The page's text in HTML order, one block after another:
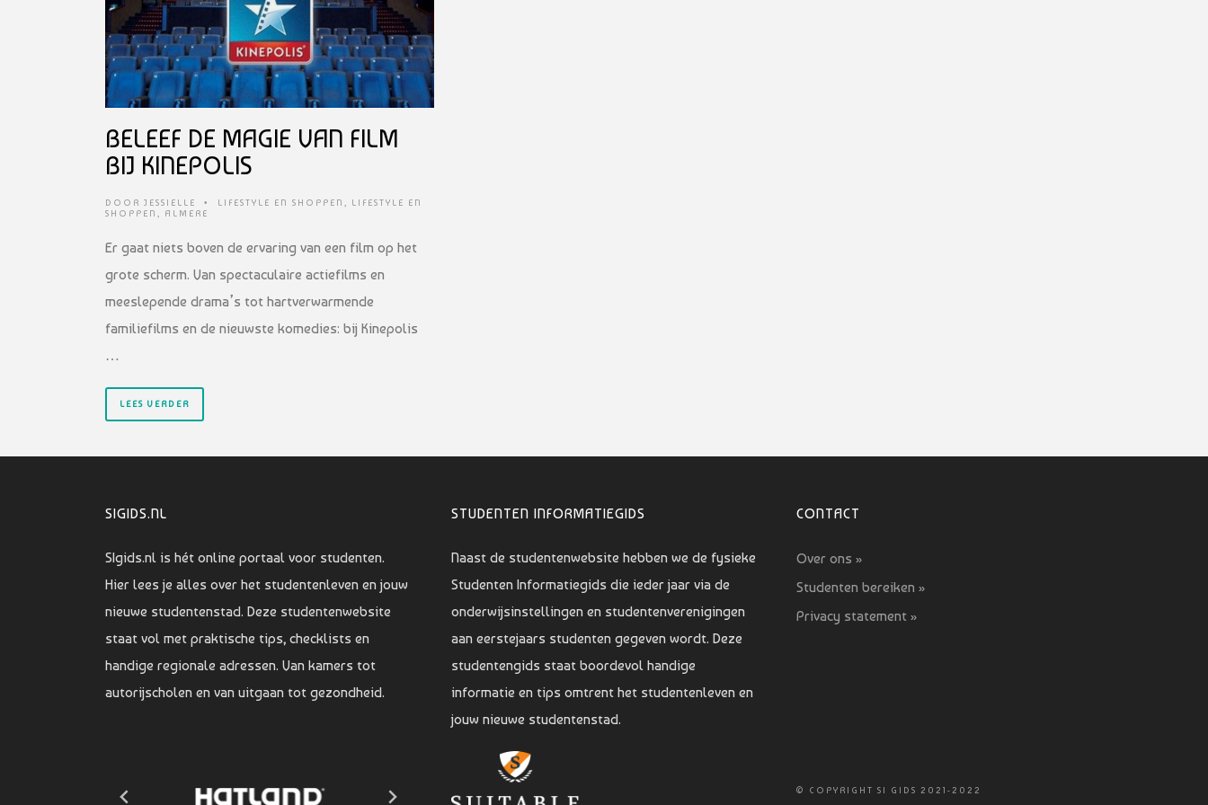
BELEEF DE MAGIE VAN FILM
BIJ KINEPOLIS
DOOR JESSIELLE • LIFESTYLE EN SHOPPEN
LIFESTYLE EN
SHOPPEN
ALMERE
Er gaat niets boven de ervaring van een film op het
grote scherm. Van spectaculaire actiefilms en
meeslepende drama’s tot hartverwarmende
familiefilms en de nieuwste komedies: bij Kinepolis
…
LEES VERDER
SIGIDS.NL
SIgids.nl is hét online portaal voor studenten.
Hier lees je alles over het studentenleven en jouw
nieuwe studentenstad. Deze studentenwebsite
staat vol met praktische tips, checklists en
handige regionale adressen. Van kamers tot
autorijscholen en van uitgaan tot gezondheid.
STUDENTEN INFORMATIEGIDS
Naast de studentenwebsite hebben we de fysieke
Studenten Informatiegids die ieder jaar via de
onderwijsinstellingen en studentenverenigingen
aan eerstejaars studenten gegeven wordt. Deze
studentengids staat boordevol handige
informatie en tips omtrent het studentenleven en
jouw nieuwe studentenstad.
CONTACT
Over ons »
Studenten bereiken »
Privacy statement »
© COPYRIGHT SI GIDS 2021-2022